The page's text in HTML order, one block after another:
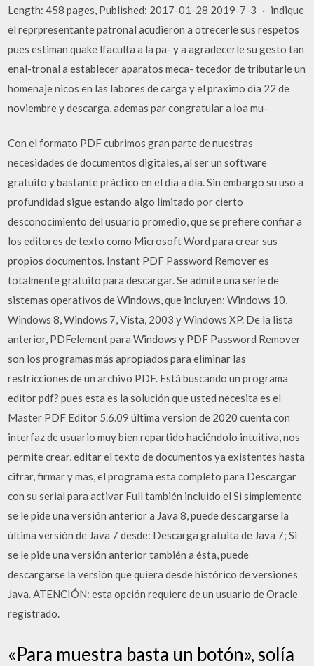
Length: 458 pages, Published: 2017-01-28 2019-7-3 · indique
el reprpresentante patronal acudieron a otrecerle sus respetos
pues estiman quake lfaculta a la pa- y a agradecerle su gesto tan
enal-tronal a establecer aparatos meca- tecedor de tributarle un
homenaje nicos en las labores de carga y el praximo dia 22 de
noviembre y descarga, ademas par congratular a loa mu-
Con el formato PDF cubrimos gran parte de nuestras
necesidades de documentos digitales, al ser un software
gratuito y bastante práctico en el día a día. Sin embargo su uso a
profundidad sigue estando algo limitado por cierto
desconocimiento del usuario promedio, que se prefiere confiar a
los editores de texto como Microsoft Word para crear sus
propios documentos. Instant PDF Password Remover es
totalmente gratuito para descargar. Se admite una serie de
sistemas operativos de Windows, que incluyen; Windows 10,
Windows 8, Windows 7, Vista, 2003 y Windows XP. De la lista
anterior, PDFelement para Windows y PDF Password Remover
son los programas más apropiados para eliminar las
restricciones de un archivo PDF. Está buscando un programa
editor pdf? pues esta es la solución que usted necesita es el
Master PDF Editor 5.6.09 última version de 2020 cuenta con
interfaz de usuario muy bien repartido haciéndolo intuitiva, nos
permite crear, editar el texto de documentos ya existentes hasta
cifrar, firmar y mas, el programa esta completo para Descargar
con su serial para activar Full también incluido el Si simplemente
se le pide una versión anterior a Java 8, puede descargarse la
última versión de Java 7 desde: Descarga gratuita de Java 7; Si
se le pide una versión anterior también a ésta, puede
descargarse la versión que quiera desde histórico de versiones
Java. ATENCIÓN: esta opción requiere de un usuario de Oracle
registrado.
«Para muestra basta un botón», solía